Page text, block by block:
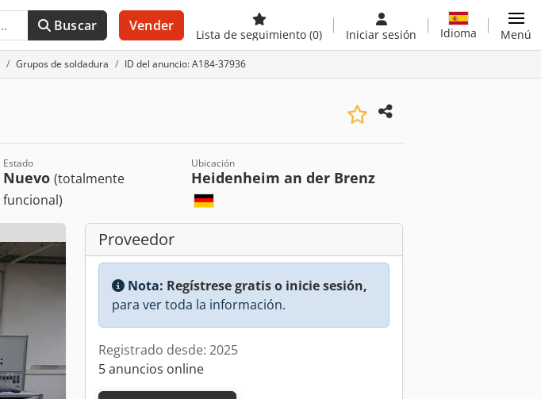
Buscar Vender
Lista de seguimiento (0) Iniciar sesión Idioma Menú
Grupos de soldadura ID del anuncio: A184-37936
Estado
Nuevo(totalmente
funcional)
Ubicación
Heidenheim an der Brenz
Proveedor
Nota: Regístrese gratis o inicie sesión,
para ver toda la información.
Registrado desde: 2025
5 anuncios online